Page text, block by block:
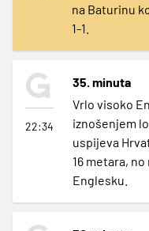
na Baturinu
1-1.
22:34
35. minuta
Vrlo visoko
iznošenjem
uspijeva
16 metara,
Englesku.